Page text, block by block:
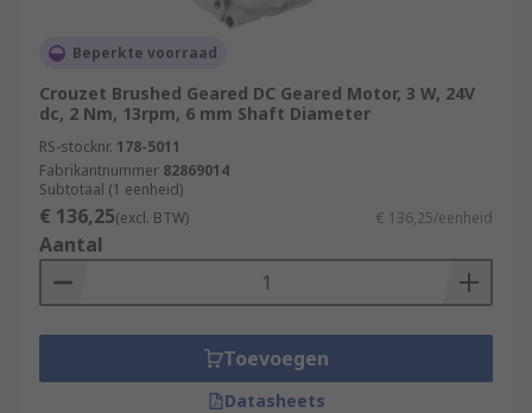
Beperkte voorraad
Crouzet Brushed Geared DC Geared Motor, 3 W, 24V
dc, 2 Nm, 13rpm, 6 mm Shaft Diameter
RS-stocknr. 178-5011
Fabrikantnummer 82869014
Subtotaal (1 eenheid)
€ 136,25(excl. BTW) € 136,25/eenheid
Aantal
Toevoegen
Datasheets